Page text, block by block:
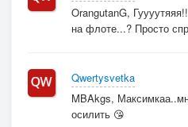
OrangutanG,
на флоте...? Просто
Qwertysvetka
MBAkgs,
осилить 😘